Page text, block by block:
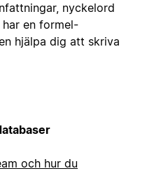
nyckelord
har en formel-
hjälpa dig att skriva
och hur du